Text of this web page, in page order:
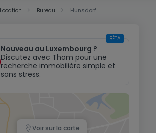
Location Bureau Hunsdorf
Nouveau au Luxembourg ?
Discutez avec Thom pour une
recherche immobilière simple et
sans stress.
BÊTA
Voir sur la carte